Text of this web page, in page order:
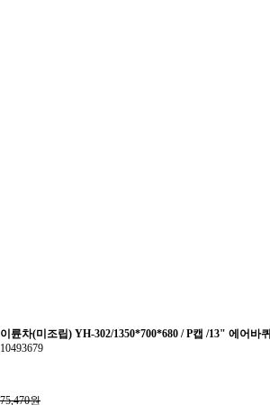
이륜차(미조립) YH-302/1350*700*680 / P캡 /13" 에어바퀴
10493679
75,470원